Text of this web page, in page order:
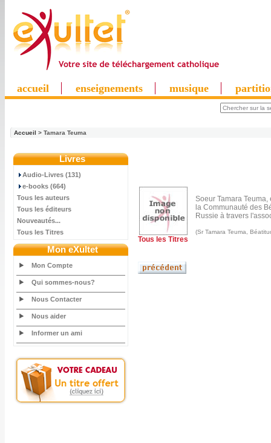
accueil enseignements musique
Accueil > Tamara Teuma
Livres
Audio-Livres (131)
e-books (664)
Tous les auteurs
Tous les éditeurs
Nouveautés...
Tous les Titres
Mon eXultet
Mon Compte
Qui sommes-nous?
Nous Contacter
Nous aider
Informer un ami
Tous les Titres
Soeur Tamara
la Communauté des
Russie à travers
(Sr Tamara Teuma,